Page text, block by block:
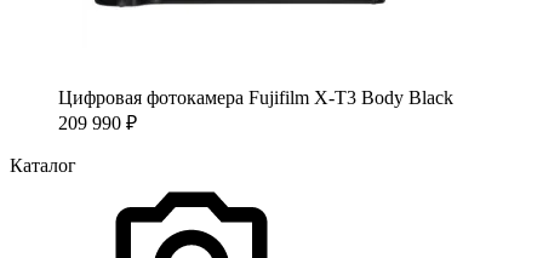
Цифровая фотокамера Fujifilm X-T3 Body Black
209 990 ₽
Каталог